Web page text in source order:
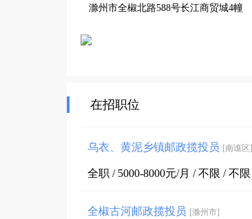
滁州市全椒北路588号长江商贸城4幢
在招职位
乌衣、黄泥乡镇邮政揽投员 [南谯区]
全职 / 5000-8000元/月 / 不限 / 不限
全椒古河邮政揽投员 [滁州市]